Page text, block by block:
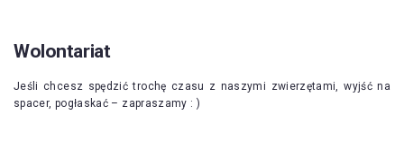
Wolontariat
Jeśli chcesz spędzić trochę czasu z naszymi zwierzętami, wyjść na
spacer, pogłaskać – zapraszamy : )